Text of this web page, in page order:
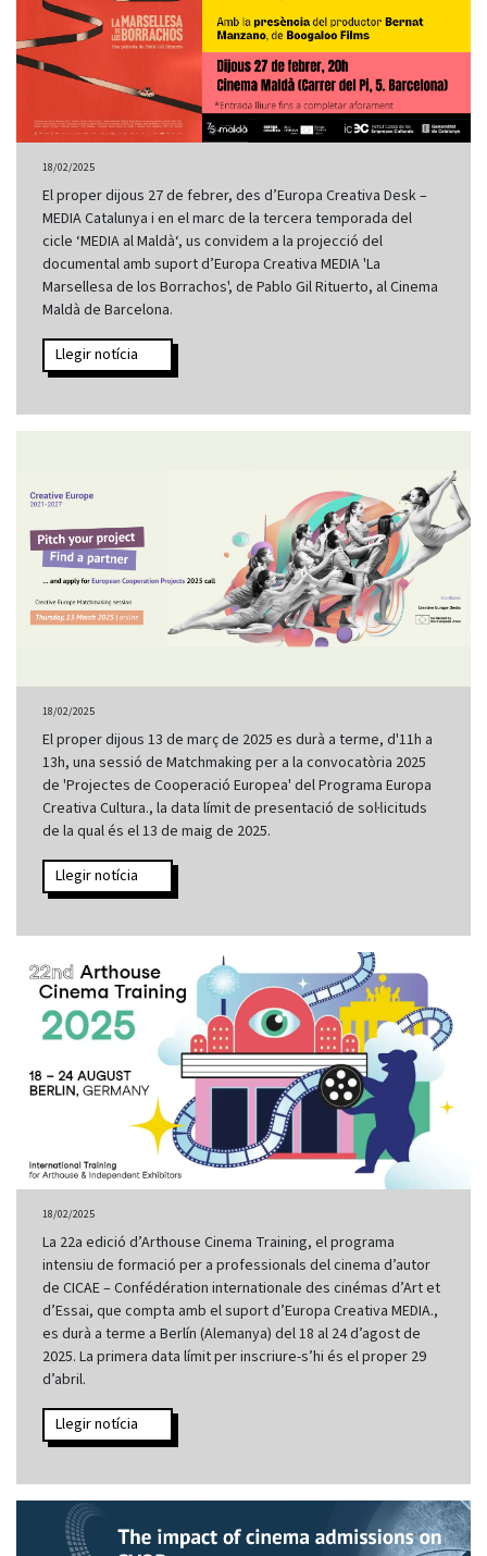
18/02/2025
El proper dijous 27 de febrer, des d’Europa Creativa Desk –
MEDIA Catalunya i en el marc de la tercera temporada del
cicle ‘MEDIA al Maldà‘, us convidem a la projecció del
documental amb suport d’Europa Creativa MEDIA 'La
Marsellesa de los Borrachos', de Pablo Gil Rituerto, al Cinema
Maldà de Barcelona.
Llegir notícia
18/02/2025
El proper dijous 13 de març de 2025 es durà a terme, d'11h a
13h, una sessió de Matchmaking per a la convocatòria 2025
de 'Projectes de Cooperació Europea' del Programa Europa
Creativa Cultura., la data límit de presentació de sol·licituds
de la qual és el 13 de maig de 2025.
Llegir notícia
18/02/2025
La 22a edició d’Arthouse Cinema Training, el programa
intensiu de formació per a professionals del cinema d’autor
de CICAE – Confédération internationale des cinémas d’Art et
d’Essai, que compta amb el suport d’Europa Creativa MEDIA.,
es durà a terme a Berlín (Alemanya) del 18 al 24 d’agost de
2025. La primera data límit per inscriure-s’hi és el proper 29
d’abril.
Llegir notícia